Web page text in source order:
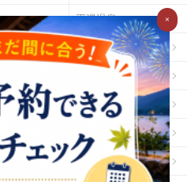
平湯温泉
有馬温泉
玉造温泉
別府温泉
酸ヶ湯温泉
×